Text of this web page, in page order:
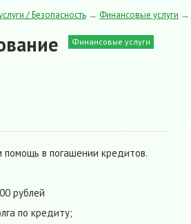
/ Безопасность → Финансовые услуги →
Финансовые услуги
помощь в погашении кредитов.
рублей
по кредиту;